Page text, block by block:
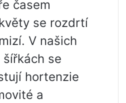
časem
se rozdrtí
V našich
se
hortenzie
a